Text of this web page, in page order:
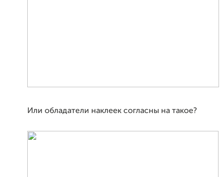
Или обладатели наклеек согласны на такое?